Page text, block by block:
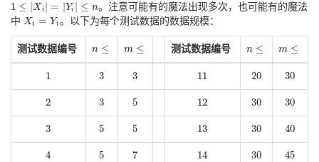
1 ≤ ∣X i = Yi ≤ n
1 ≤∣Xi∣ =∣Y i∣≤ n。注意可能有的魔法出现多次，也可能有的魔法
中 Xi = Yi
Xi= Yi 。以下为每个测试数据的数据规模：
测试数据编号 n ≤
n≤ m ≤
m≤ 测试数据编号 n ≤
n≤ m ≤
m≤
1
1 3
3 3
3 11
11 20
20 30
30
2
2 3
3 5
5 12
12 30
30 30
30
3
3 5
5 5
5 13
13 30
30 40
40
4
4 5
5 7
7 14
14 30
30 45
45